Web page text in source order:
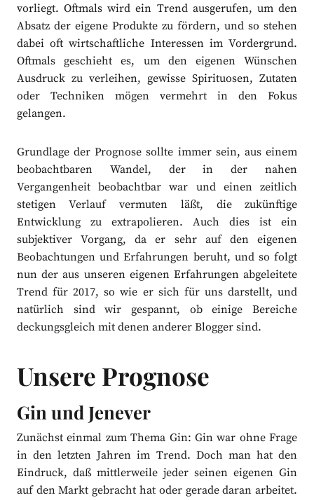
vorliegt. Oftmals wird ein Trend ausgerufen, um den
Absatz der eigene Produkte zu fördern, und so stehen
dabei oft wirtschaftliche Interessen im Vordergrund.
Oftmals geschieht es, um den eigenen Wünschen
Ausdruck zu verleihen, gewisse Spirituosen, Zutaten
oder Techniken mögen vermehrt in den Fokus
gelangen.
Grundlage der Prognose sollte immer sein, aus einem
beobachtbaren Wandel, der in der nahen
Vergangenheit beobachtbar war und einen zeitlich
stetigen Verlauf vermuten läßt, die zukünftige
Entwicklung zu extrapolieren. Auch dies ist ein
subjektiver Vorgang, da er sehr auf den eigenen
Beobachtungen und Erfahrungen beruht, und so folgt
nun der aus unseren eigenen Erfahrungen abgeleitete
Trend für 2017, so wie er sich für uns darstellt, und
natürlich sind wir gespannt, ob einige Bereiche
deckungsgleich mit denen anderer Blogger sind.
Unsere Prognose
Gin und Jenever
Zunächst einmal zum Thema Gin: Gin war ohne Frage
in den letzten Jahren im Trend. Doch man hat den
Eindruck, daß mittlerweile jeder seinen eigenen Gin
auf den Markt gebracht hat oder gerade daran arbeitet.